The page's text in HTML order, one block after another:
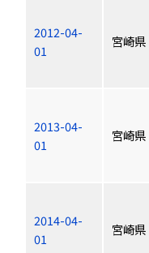
2012-04-
01
宮崎県
2013-04-
01
宮崎県
2014-04-
01
宮崎県